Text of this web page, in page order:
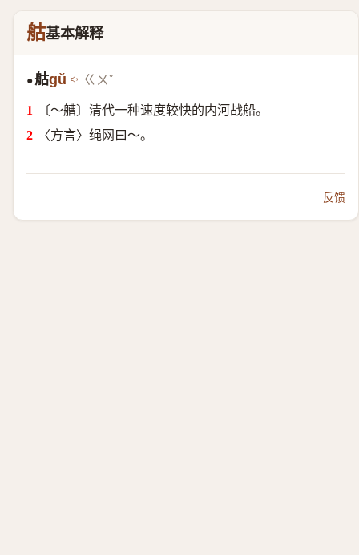
䑩基本解释
● 䑩gǔ ㄍㄨˇ
〔～艚〕清代一种速度较快的内河战船。
〈方言〉绳网曰～。
反馈